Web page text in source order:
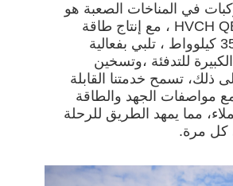
في المناخات الصعبة هو
أولوية. سلسلة HVCH QB01 ، مع إنتاج طاقة
تتراوح من 25 إلى 35 كيلوواط ، تلبي بفعالية
للتدفئة ،وتسخين
ذلك، تسمح خدمتنا القابلة
مواصفات الجهد والطاقة
مما يمهد الطريق للرحلة
كل مرة.